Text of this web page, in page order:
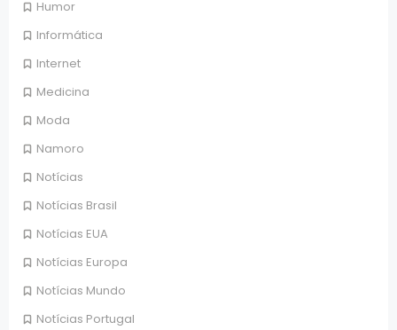
Humor
Informática
Internet
Medicina
Moda
Namoro
Notícias
Notícias Brasil
Notícias EUA
Notícias Europa
Notícias Mundo
Notícias Portugal